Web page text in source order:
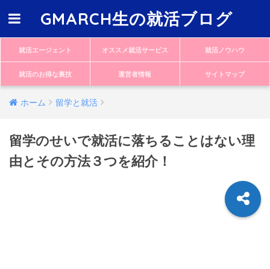
GMARCH生の就活ブログ
就活エージェント オススメ就活サービス 就活ノウハウ
就活のお得な裏技 運営者情報 サイトマップ
ホーム 留学と就活
留学のせいで就活に落ちることはない理
由とその方法３つを紹介！